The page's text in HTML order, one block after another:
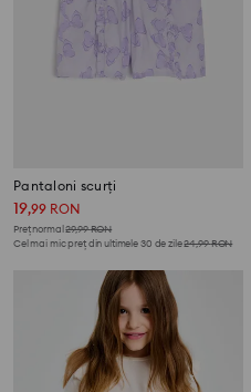
Pantaloni scurți
19,99 RON
Preț normal29,99RON
Cel mai mic preț din ultimele 30 de zile24,99RON